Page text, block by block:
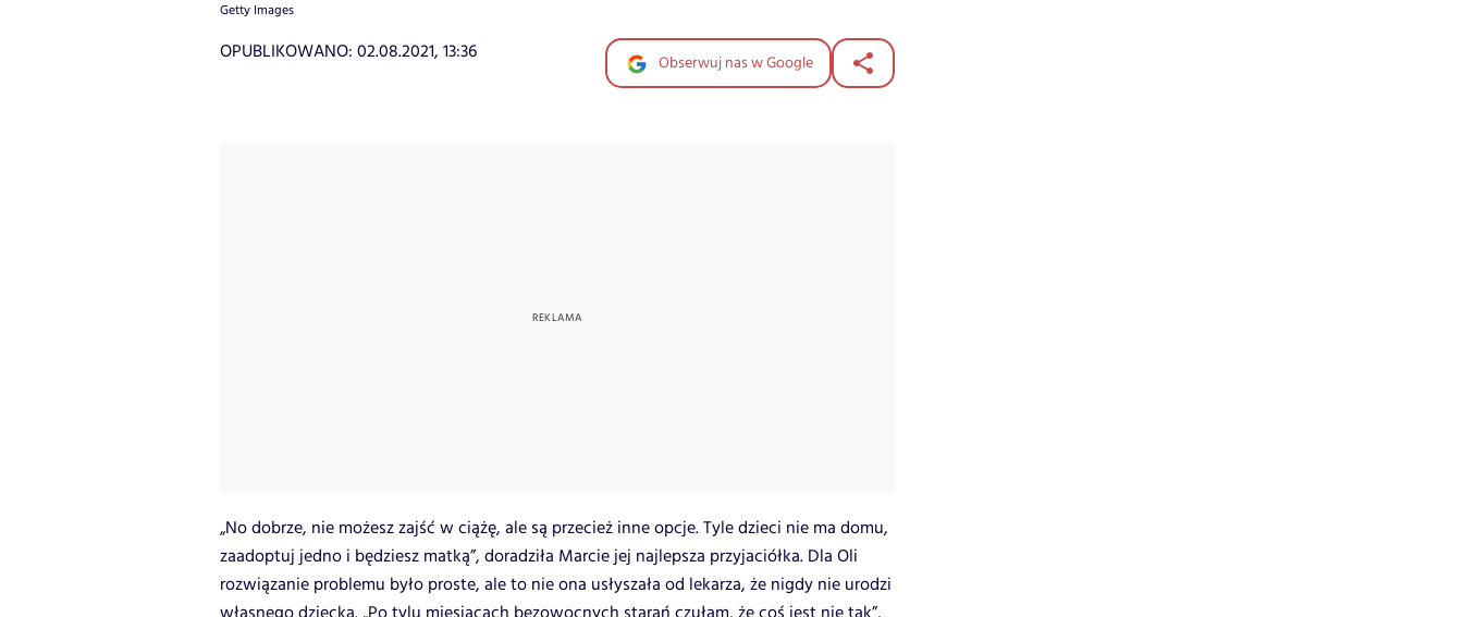
Getty Images
OPUBLIKOWANO: 02.08.2021, 13:36 Obserwuj nas w Google
„No dobrze, nie możesz zajść w ciążę, ale są przecież inne opcje. Tyle dzieci nie ma domu,
zaadoptuj jedno i będziesz matką”, doradziła Marcie jej najlepsza przyjaciółka. Dla Oli
rozwiązanie problemu było proste, ale to nie ona usłyszała od lekarza, że nigdy nie urodzi